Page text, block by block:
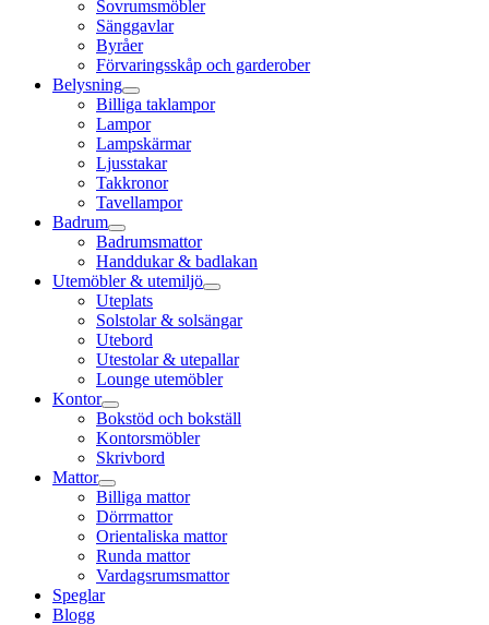
Sovrumsmöbler
Sänggavlar
Byråer
Förvaringsskåp och garderober
Belysning
Billiga taklampor
Lampor
Lampskärmar
Ljusstakar
Takkronor
Tavellampor
Badrum
Badrumsmattor
Handdukar & badlakan
Utemöbler & utemiljö
Uteplats
Solstolar & solsängar
Utebord
Utestolar & utepallar
Lounge utemöbler
Kontor
Bokstöd och bokställ
Kontorsmöbler
Skrivbord
Mattor
Billiga mattor
Dörrmattor
Orientaliska mattor
Runda mattor
Vardagsrumsmattor
Speglar
Blogg